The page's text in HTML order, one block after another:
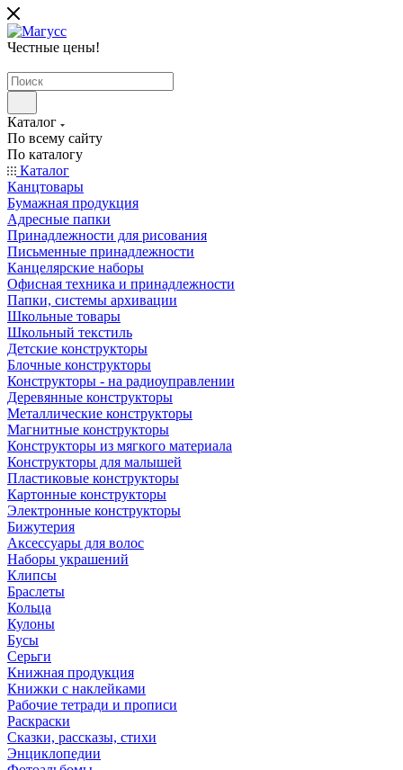
Честные цены!
Каталог
По всему сайту
По каталогу
Каталог
Канцтовары
Бумажная продукция
Адресные папки
Принадлежности для рисования
Письменные принадлежности
Канцелярские наборы
Офисная техника и принадлежности
Папки, системы архивации
Школьные товары
Школьный текстиль
Детские конструкторы
Блочные конструкторы
Конструкторы - на радиоуправлении
Деревянные конструкторы
Металлические конструкторы
Магнитные конструкторы
Конструкторы из мягкого материала
Конструкторы для малышей
Пластиковые конструкторы
Картонные конструкторы
Электронные конструкторы
Бижутерия
Аксессуары для волос
Наборы украшений
Клипсы
Браслеты
Кольца
Кулоны
Бусы
Серьги
Книжная продукция
Книжки с наклейками
Рабочие тетради и прописи
Раскраски
Сказки, рассказы, стихи
Энциклопедии